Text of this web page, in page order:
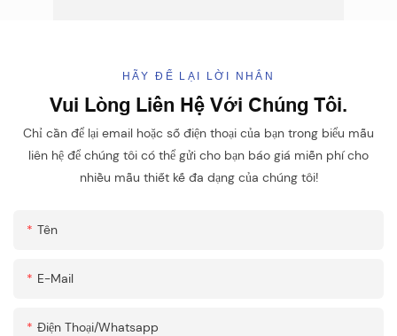
HÃY ĐỂ LẠI LỜI NHẮN
Vui Lòng Liên Hệ Với Chúng Tôi.
Chỉ cần để lại email hoặc số điện thoại của bạn trong biểu mẫu
liên hệ để chúng tôi có thể gửi cho bạn báo giá miễn phí cho
nhiều mẫu thiết kế đa dạng của chúng tôi!
Tên
E-Mail
Điện Thoại/whatsapp